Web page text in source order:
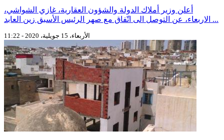
أعلن وزير أملاك الدولة والشؤون العقارية، غازي الشواشي،
الاربعاء، عن التوصل الى اتّفاق مع صهر الرئيس الأسبق زين العابد ...
الأربعاء، 15 جويلية، 2020 - 11:22